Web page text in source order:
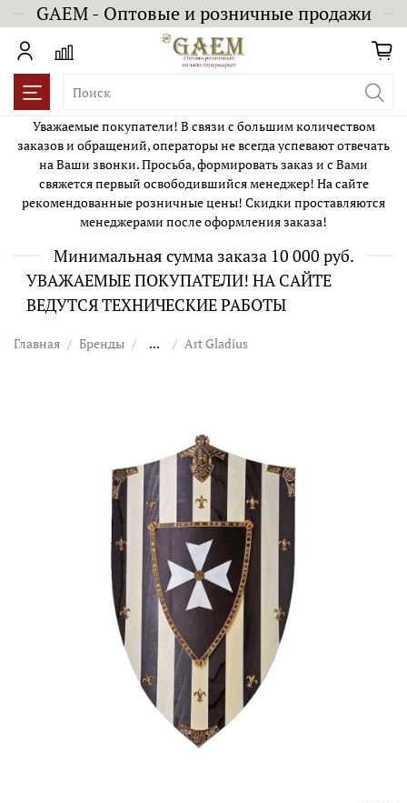
GAEM - Оптовые и розничные продажи
Уважаемые покупатели! В связи с большим количеством
заказов и обращений, операторы не всегда успевают отвечать
на Ваши звонки. Просьба, формировать заказ и с Вами
свяжется первый освободившийся менеджер! На сайте
рекомендованные розничные цены! Скидки проставляются
менеджерами после оформления заказа!
Минимальная сумма заказа 10 000 руб.
УВАЖАЕМЫЕ ПОКУПАТЕЛИ! НА САЙТЕ
ВЕДУТСЯ ТЕХНИЧЕСКИЕ РАБОТЫ
Главная Бренды ... Art Gladius